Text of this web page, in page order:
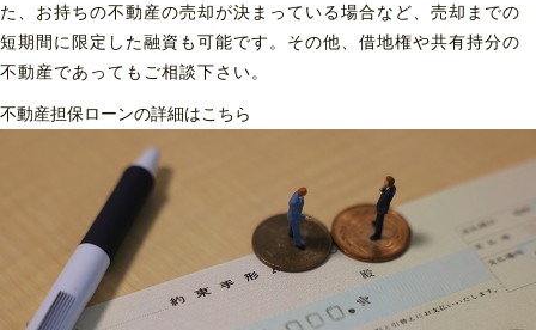
た、お持ちの不動産の売却が決まっている場合など、売却までの
短期間に限定した融資も可能です。その他、借地権や共有持分の
不動産であってもご相談下さい。
不動産担保ローンの詳細はこちら